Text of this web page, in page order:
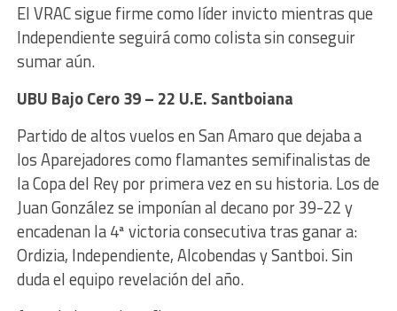
El VRAC sigue firme como líder invicto mientras que
Independiente seguirá como colista sin conseguir
sumar aún.
UBU Bajo Cero 39 – 22 U.E. Santboiana
Partido de altos vuelos en San Amaro que dejaba a
los Aparejadores como flamantes semifinalistas de
la Copa del Rey por primera vez en su historia. Los de
Juan González se imponían al decano por 39-22 y
encadenan la 4ª victoria consecutiva tras ganar a:
Ordizia, Independiente, Alcobendas y Santboi. Sin
duda el equipo revelación del año.